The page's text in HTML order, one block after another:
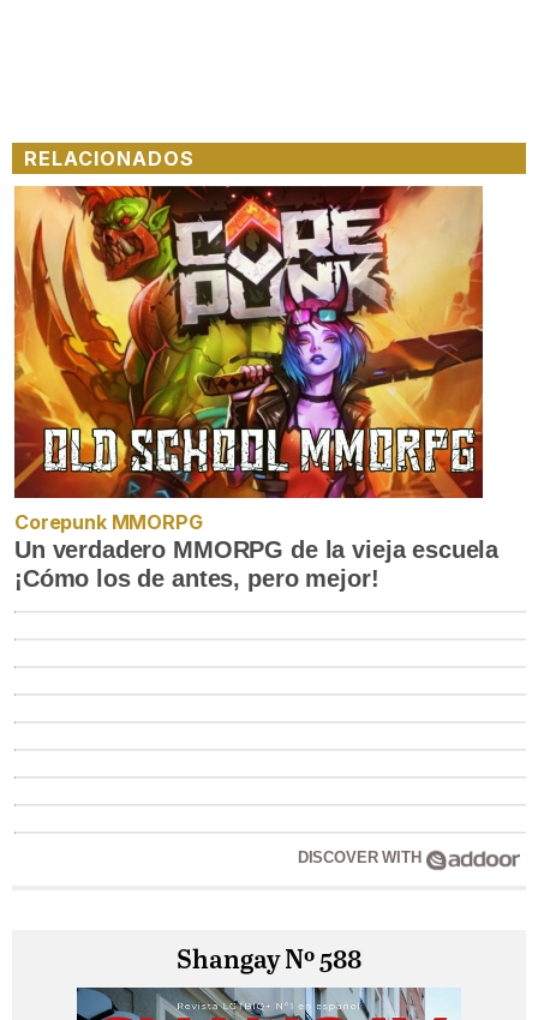
RELACIONADOS
Corepunk MMORPG
Un verdadero MMORPG de la vieja escuela
¡Cómo los de antes, pero mejor!
DISCOVER WITH
Shangay Nº 588